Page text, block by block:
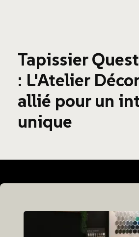
Tapissier
: L'Atelier
allié pour un
unique